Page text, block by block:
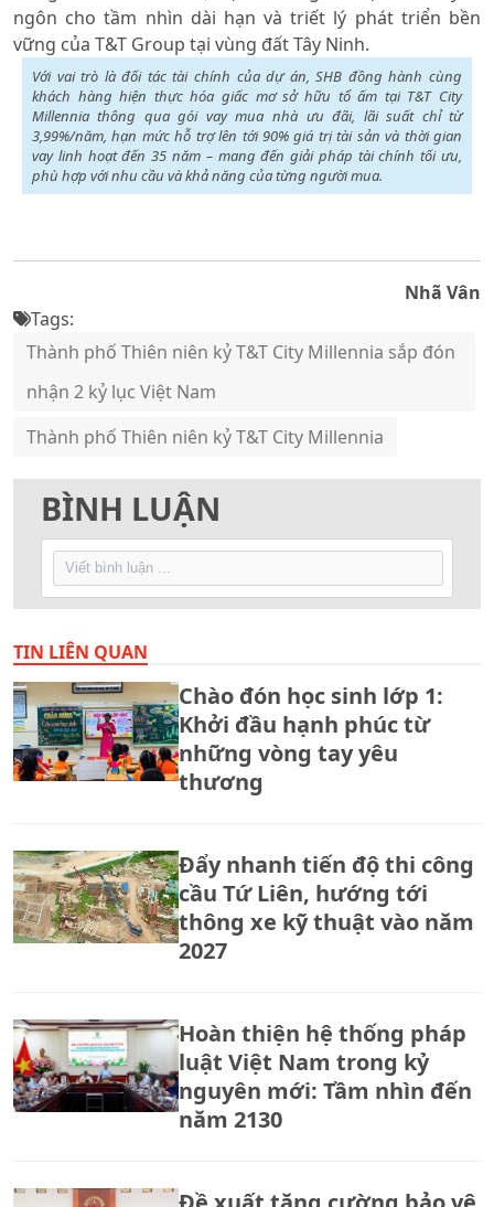
ngôn cho tầm nhìn dài hạn và triết lý phát triển bền
vững của T&T Group tại vùng đất Tây Ninh.
Với vai trò là đối tác tài chính của dự án, SHB đồng hành cùng
khách hàng hiện thực hóa giấc mơ sở hữu tổ ấm tại T&T City
Millennia thông qua gói vay mua nhà ưu đãi, lãi suất chỉ từ
3,99%/năm, hạn mức hỗ trợ lên tới 90% giá trị tài sản và thời gian
vay linh hoạt đến 35 năm – mang đến giải pháp tài chính tối ưu,
phù hợp với nhu cầu và khả năng của từng người mua.
Nhã Vân
Tags:
Thành phố Thiên niên kỷ T&T City Millennia sắp đón
nhận 2 kỷ lục Việt Nam
Thành phố Thiên niên kỷ T&T City Millennia
BÌNH LUẬN
TIN LIÊN QUAN
Chào đón học sinh lớp 1:
Khởi đầu hạnh phúc từ
những vòng tay yêu
thương
Đẩy nhanh tiến độ thi công
cầu Tứ Liên, hướng tới
thông xe kỹ thuật vào năm
2027
Hoàn thiện hệ thống pháp
luật Việt Nam trong kỷ
nguyên mới: Tầm nhìn đến
năm 2130